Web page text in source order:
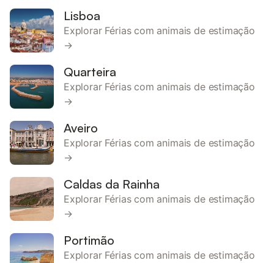
Lisboa
Explorar Férias com animais de estimação
→
Quarteira
Explorar Férias com animais de estimação
→
Aveiro
Explorar Férias com animais de estimação
→
Caldas da Rainha
Explorar Férias com animais de estimação
→
Portimão
Explorar Férias com animais de estimação